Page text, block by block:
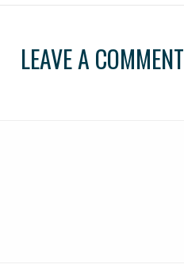
LEAVE A COMMENT